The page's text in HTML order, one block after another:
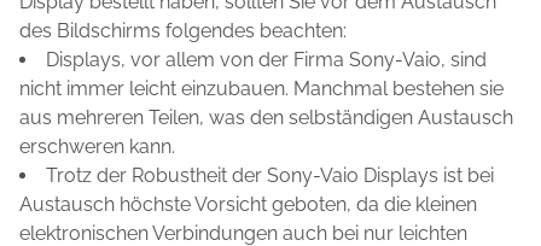
des Bildschirms folgendes beachten:
Displays, vor allem von der Firma Sony-Vaio, sind
nicht immer leicht einzubauen. Manchmal bestehen sie
aus mehreren Teilen, was den selbständigen Austausch
erschweren kann.
Trotz der Robustheit der Sony-Vaio Displays ist bei
Austausch höchste Vorsicht geboten, da die kleinen
elektronischen Verbindungen auch bei nur leichten